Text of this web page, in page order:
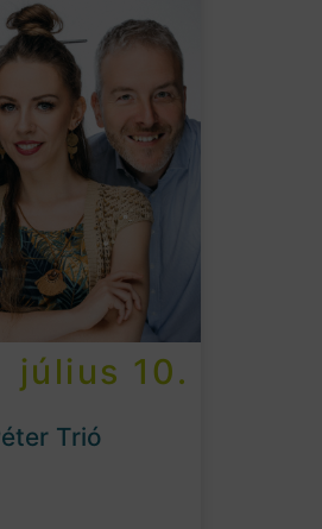
július 10.
Trió